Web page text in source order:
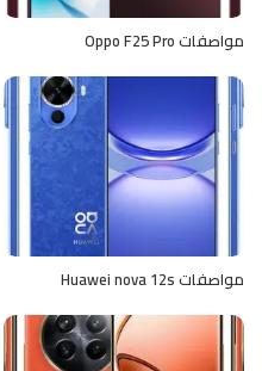
مواصفات Oppo F25 Pro
مواصفات Huawei nova 12s